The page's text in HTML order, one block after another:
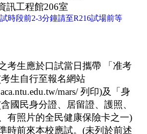
訊工程館206室
時段前2-3分鐘請至R216試場前等
考生應於口試當日攜帶 「准考
生自行至報名網站
mars/ 列印)及「身
國民身分證、居留證、護照、
有照片的全民健康保險卡之一)
時前來本校應試。(未列於前述